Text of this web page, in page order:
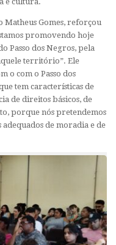
Matheus Gomes, reforçou
promovendo hoje
Passo dos Negros, pela
território”. Ele
o com o Passo dos
tem características de
de direitos básicos, de
porque nós pretendemos
adequados de moradia e de